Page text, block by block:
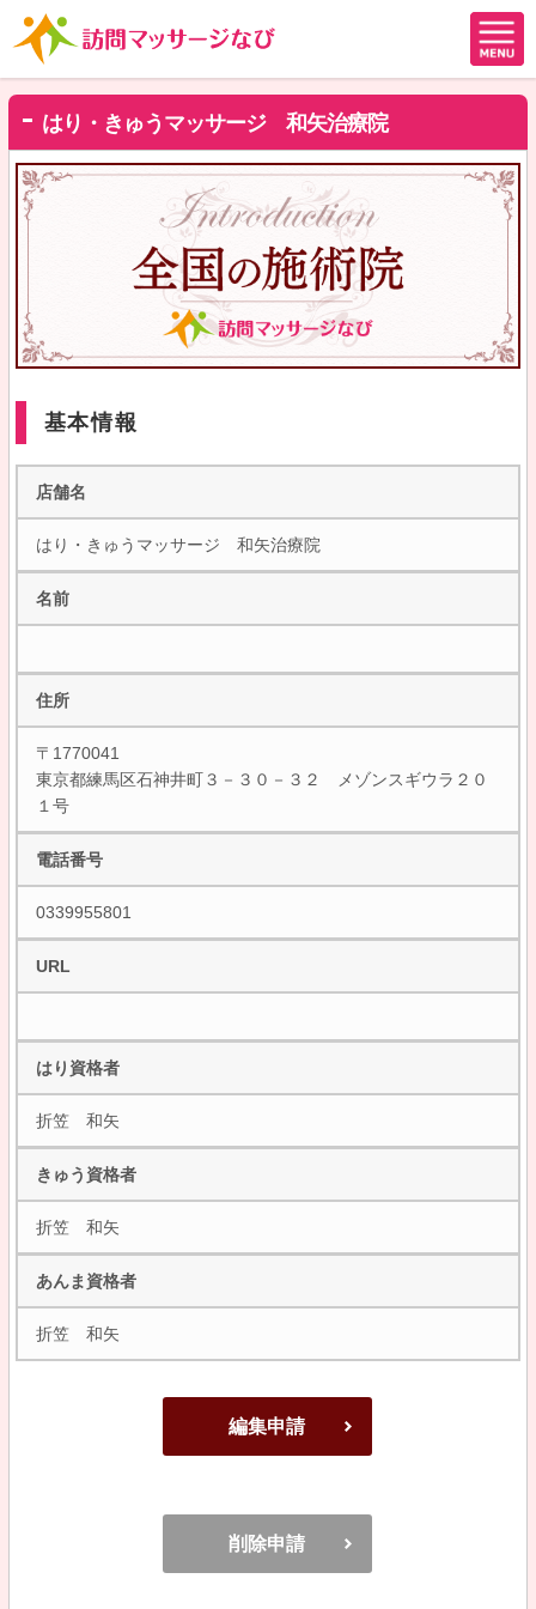
はり・きゅうマッサージ 和矢治療院
基本情報
店舗名
はり・きゅうマッサージ 和矢治療院
名前
住所
〒1770041
東京都練馬区石神井町３－３０－３２ メゾンスギウラ２０
１号
電話番号
0339955801
URL
はり資格者
折笠 和矢
きゅう資格者
折笠 和矢
あんま資格者
折笠 和矢
編集申請
削除申請